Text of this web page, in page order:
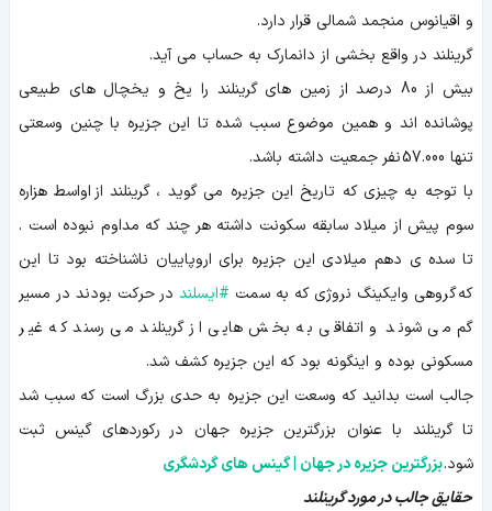
و اقیانوس منجمد شمالی قرار دارد.
گرینلند در واقع بخشی از دانمارک به حساب می آید.
بیش از 80 درصد از زمین های گرینلند را یخ و یخچال های طبیعی
پوشانده اند و همین موضوع سبب شده تا این جزیره با چنین وسعتی
تنها 57.000 نفر جمعیت داشته باشد.
با توجه به چیزی که تاریخ این جزیره می گوید ، گرینلند از اواسط هزاره
سوم پیش از میلاد سابقه سکونت داشته هر چند که مداوم نبوده است .
تا سده ی دهم میلادی این جزیره برای اروپاییان ناشناخته بود تا این
که گروهی وایکینگ نروژی که به سمت #ایسلنددر حرکت بودند در مسیر
گم می شوند و اتفاقی به بخش هایی از گرینلند می رسند که غیر
مسکونی بوده و اینگونه بود که این جزیره کشف شد.
جالب است بدانید که وسعت این جزیره به حدی بزرگ است که سبب شد
تا گرینلند با عنوان بزرگترین جزیره جهان در رکوردهای گینس ثبت
شود.بزرگترین جزیره در جهان | گینس های گردشگری
حقایق جالب در مورد گرینلند